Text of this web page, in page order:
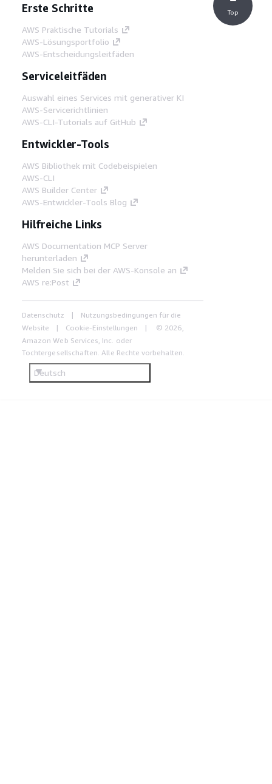
Erste Schritte
AWS Praktische Tutorials
AWS-Lösungsportfolio
AWS-Entscheidungsleitfäden
Serviceleitfäden
Auswahl eines Services mit generativer KI
AWS-Servicerichtlinien
AWS-CLI-Tutorials auf GitHub
Entwickler-Tools
AWS Bibliothek mit Codebeispielen
AWS-CLI
AWS Builder Center
AWS-Entwickler-Tools Blog
Hilfreiche Links
AWS Documentation MCP Server
herunterladen
Melden Sie sich bei der AWS-Konsole an
AWS re:Post
Datenschutz
Nutzungsbedingungen für die
Website
Cookie-Einstellungen
© 2026,
Amazon Web Services, Inc. oder
Tochtergesellschaften. Alle Rechte vorbehalten.
Deutsch
Top